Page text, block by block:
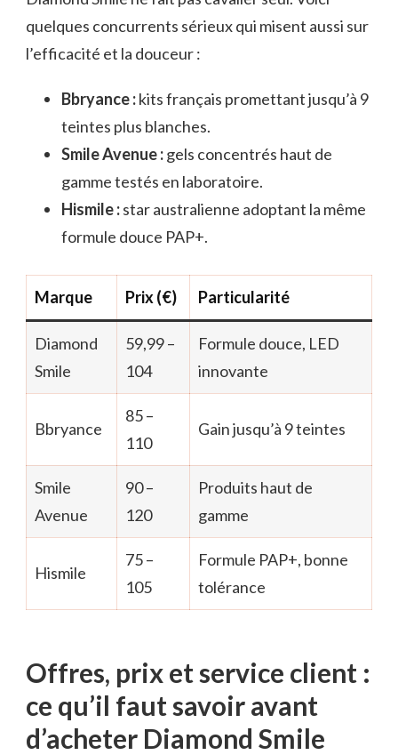
quelques concurrents sérieux qui misent aussi sur
l’efficacité et la douceur :
Bbryance :kits français promettant jusqu’à 9
teintes plus blanches.
Smile Avenue :gels concentrés haut de
gamme testés en laboratoire.
Hismile :star australienne adoptant la même
formule douce PAP+.
Marque Prix (€) Particularité
Diamond
Smile
59,99 –
104
Formule douce, LED
innovante
Bbryance
85 –
110
Gain jusqu’à 9 teintes
Smile
Avenue
90 –
120
Produits haut de
gamme
Hismile
75 –
105
Formule PAP+, bonne
tolérance
Offres, prix et service client :
ce qu’il faut savoir avant
d’acheter Diamond Smile